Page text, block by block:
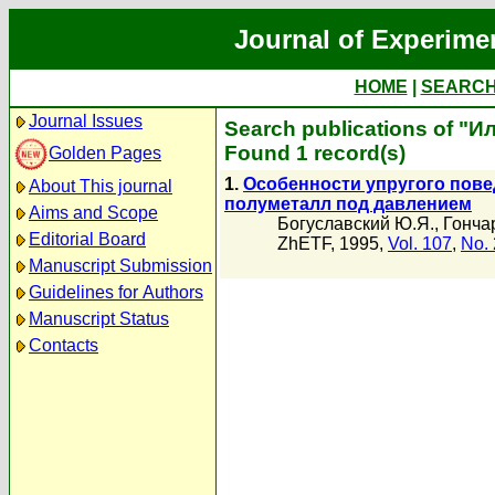
Journal of
HOME
Journal Issues
Golden Pages
About This journal
Aims and Scope
Editorial Board
Manuscript Submission
Guidelines for Authors
Manuscript Status
Contacts
Search publications of
Found 1 record(s)
1. Особенности упругого
полуметалл под давлением
Богуславский Ю.Я.,
ZhETF, 1995, Vol. 107, No.